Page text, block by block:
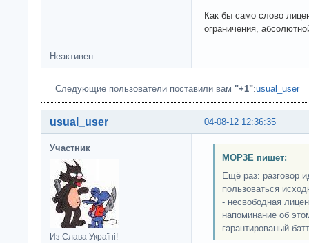
Как бы само слово
ограничения,
Неактивен
Следующие пользователи поставили вам "+1":usual_user
04-08-12 12:36:35
usual_user
Участник
Из Слава Україні!
MOP3E пишет:
Ещё раз: разговор
пользоваться
- несвободная
напоминание об
гарантированый